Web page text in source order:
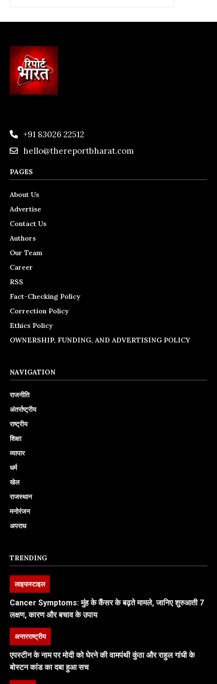
+91 83026 22512
hello@thereportbharat.com
PAGES
About Us
Advertise
Contact Us
Authors
Our Team
Career
RSS
Fact-Checking Policy
Correction Policy
Ethics Policy
OWNERSHIP, FUNDING, AND ADVERTISING POLICY
NAVIGATION
राजनीति
अंतर्राष्ट्रीय
राष्ट्रीय
शिक्षा
व्यापार
धर्म
खेल
राजस्थान
मनोरंजन
अपराध
TRENDING
लाइफस्टाइल
Cancer Symptoms: मुंह के कैंसर के बढ़ते मामले, जानिए शुरुआती 7
लक्षण, कारण और बचाव के उपाय
अन्तरराष्ट्रीय
एपस्टीन के नाम पर मोदी को घेरने की वामपंथी कुंठा और राहुल गांधी के
बोस्टन कांड का दबा हुआ सच